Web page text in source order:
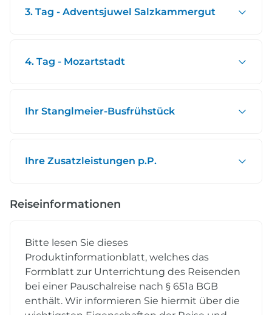
3. Tag - Adventsjuwel Salzkammergut
4. Tag - Mozartstadt
Ihr Stanglmeier-Busfrühstück
Ihre Zusatzleistungen p.P.
Reiseinformationen
Bitte lesen Sie dieses
Produktinformationblatt, welches das
Formblatt zur Unterrichtung des Reisenden
bei einer Pauschalreise nach § 651a BGB
enthält. Wir informieren Sie hiermit über die